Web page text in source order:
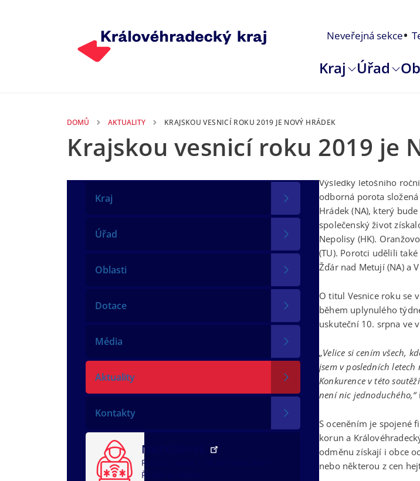
Neveřejná sekce
Kraj Úřad
DOMŮ AKTUALITY KRAJSKOU VESNICÍ ROKU 2019 JE NOVÝ HRÁDEK
Krajskou vesnicí roku 2019 je
Kraj
Úřad
Oblasti
Dotace
Média
Aktuality
Kontakty
NežKlikneš
Rychlá pomoc
Řeším problém
Výsledky letošního
odborná porota
Hrádek (NA), který
společenský život
Nepolisy (HK).
(TU). Porotci udělili
Žďár nad Metují (NA) a
O titul Vesnice roku se
během uplynulého
uskuteční 10. srpna ve
„Velice si cením všech,
jsem v posledních
Konkurence v této
není nic jednoduchého,“
S oceněním je spojené
korun a
odměnu získají i obce
nebo některou z cen